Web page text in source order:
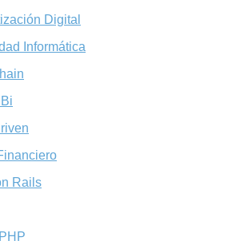
Digital
Informática
Rails